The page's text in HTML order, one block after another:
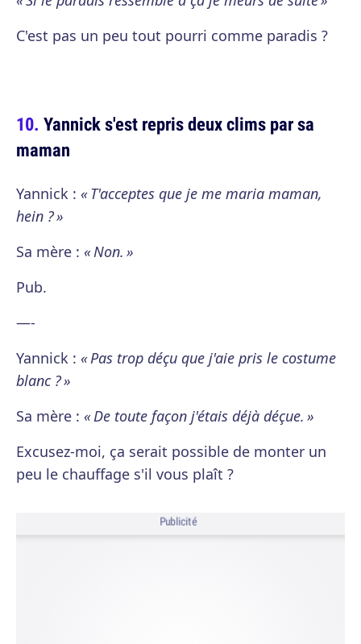
C'est pas un peu tout pourri comme paradis ?
Yannick s'est repris deux clims par sa
maman
Yannick : « T'acceptes que je me maria maman,
hein ? »
Sa mère : « Non. »
Pub.
—-
Yannick : « Pas trop déçu que j'aie pris le costume
blanc ? »
Sa mère : « De toute façon j'étais déjà déçue. »
Excusez-moi, ça serait possible de monter un
peu le chauffage s'il vous plaît ?
Publicité